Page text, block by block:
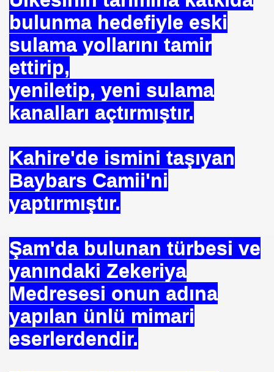
bulunma hedefiyle eski
sulama yollarını tamir
ettirip,
yeniletip, yeni sulama
kanalları açtırmıştır.
Kahire'de ismini taşıyan
Baybars Camii'ni
yaptırmıştır.
Şam'da bulunan türbesi ve
yanındaki Zekeriya
Medresesi onun adına
yapılan ünlü mimari
eserlerdendir.
ERDEMi
?
VAKFI
İSMAİL TOPKAR